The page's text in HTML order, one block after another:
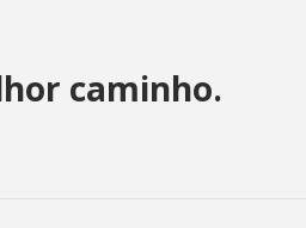
caminho.